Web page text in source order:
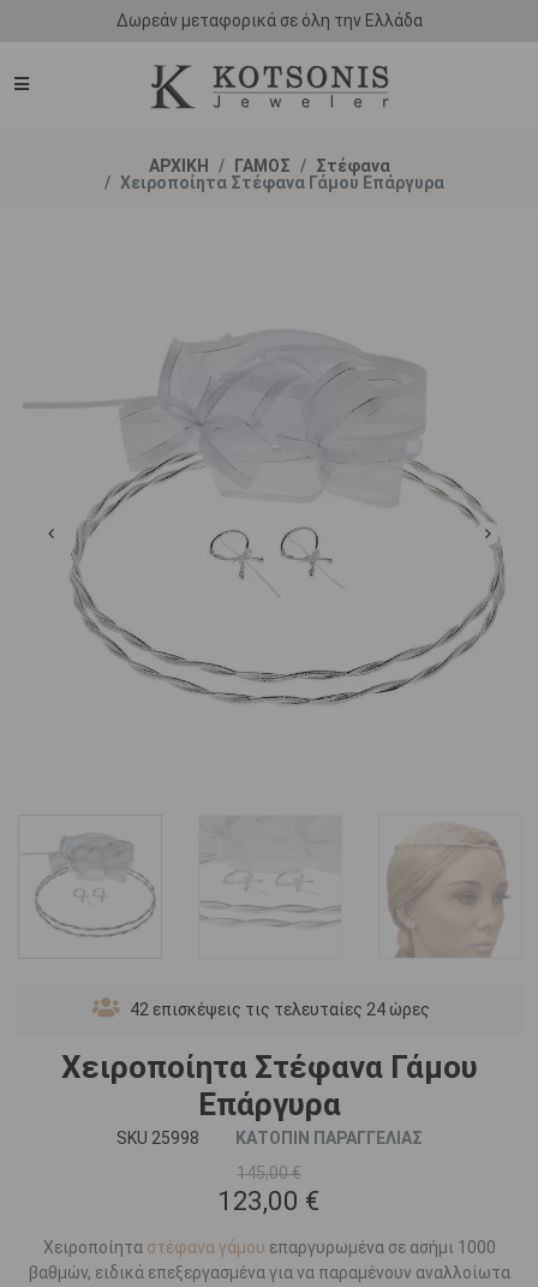
Δωρεάν μεταφορικά σε όλη την Ελλάδα
ΑΡΧΙΚΗ ΓΑΜΟΣ
Στέφανα
Χειροποίητα Στέφανα Γάμου Επάργυρα
42 επισκέψεις τις τελευταίες 24 ώρες
Χειροποίητα Στέφανα Γάμου
Επάργυρα
SKU 25998
ΚΑΤΟΠΙΝ ΠΑΡΑΓΓΕΛΙΑΣ
145,00 €
123,00 €
Χειροποίητα στέφανα γάμου επαργυρωμένα σε ασήμι 1000
βαθμών, ειδικά επεξεργασμένα για να παραμένουν αναλλοίωτα